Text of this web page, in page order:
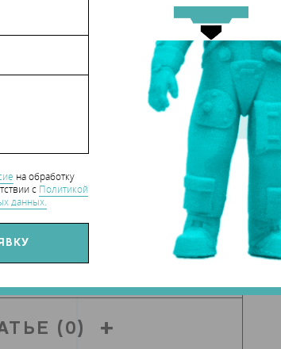
на обработку
с Политикой
данных.
(0)